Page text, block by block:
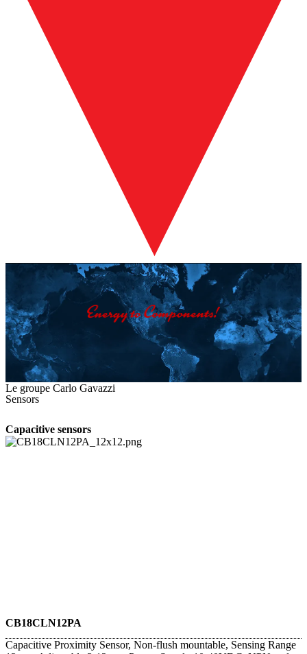
Le groupe Carlo Gavazzi
Sensors
Capacitive sensors
CB18CLN12PA
Capacitive Proximity Sensor, Non-flush mountable, Sensing Range